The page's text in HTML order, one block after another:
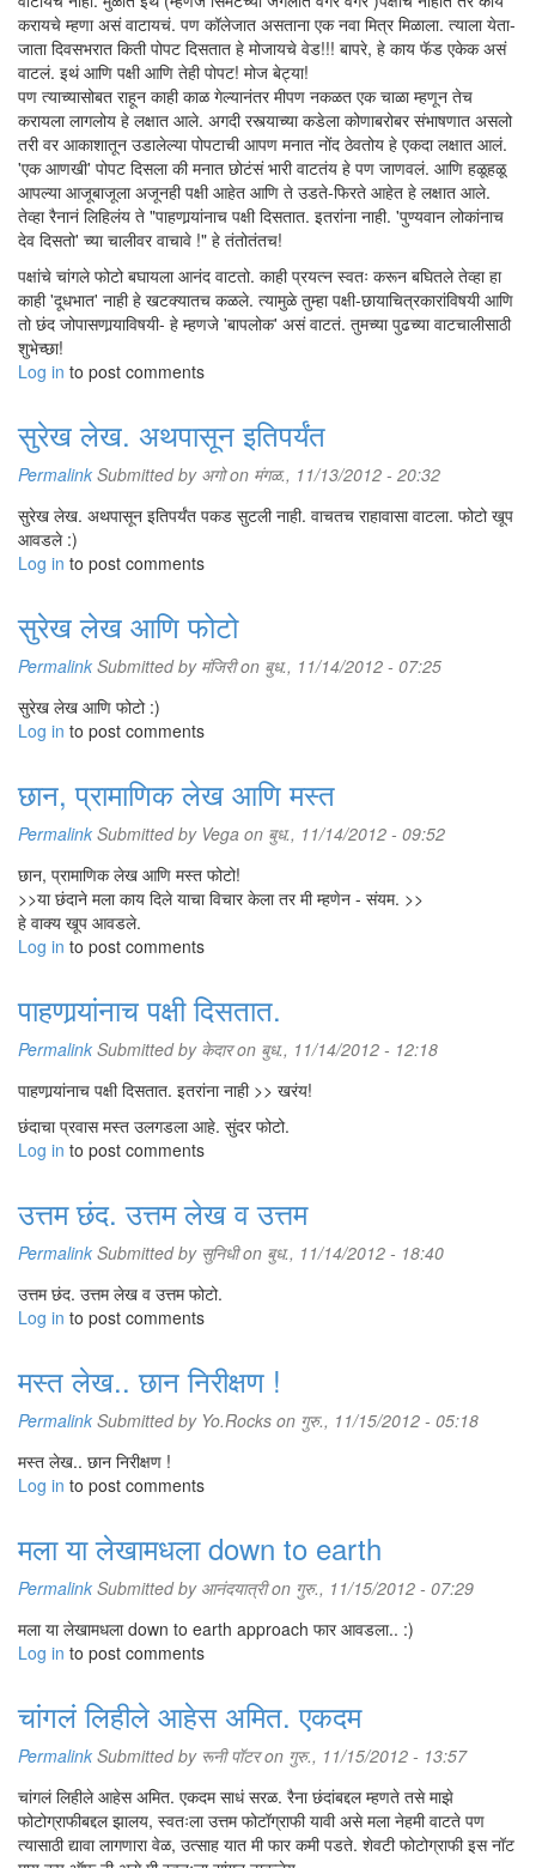
करायचे म्हणा असं वाटायचं. पण कॉलेजात असताना एक नवा मित्र मिळाला. त्याला येता-
जाता दिवसभरात किती पोपट दिसतात हे मोजायचे वेड!!! बापरे, हे काय फॅड एकेक असं
वाटलं. इथं आणि पक्षी आणि तेही पोपट! मोज बेट्या!
पण त्याच्यासोबत राहून काही काळ गेल्यानंतर मीपण नकळत एक चाळा म्हणून तेच
करायला लागलोय हे लक्षात आले. अगदी रस्त्याच्या कडेला कोणाबरोबर संभाषणात असलो
तरी वर आकाशातून उडालेल्या पोपटाची आपण मनात नोंद ठेवतोय हे एकदा लक्षात आलं.
'एक आणखी' पोपट दिसला की मनात छोटंसं भारी वाटतंय हे पण जाणवलं. आणि हळूहळू
आपल्या आजूबाजूला अजूनही पक्षी आहेत आणि ते उडते-फिरते आहेत हे लक्षात आले.
तेव्हा रैनानं लिहिलंय ते "पाहणार्‍यांनाच पक्षी दिसतात. इतरांना नाही. 'पुण्यवान लोकांनाच
देव दिसतो' च्या चालीवर वाचावे !" हे तंतोतंतच!
पक्षांचे चांगले फोटो बघायला आनंद वाटतो. काही प्रयत्न स्वतः करून बघितले तेव्हा हा
काही 'दूधभात' नाही हे खटक्यातच कळले. त्यामुळे तुम्हा पक्षी-छायाचित्रकारांविषयी आणि
तो छंद जोपासणार्‍याविषयी- हे म्हणजे 'बापलोक' असं वाटतं. तुमच्या पुढच्या वाटचालीसाठी
शुभेच्छा!
Log in to post comments
सुरेख लेख. अथपासून इतिपर्यंत
Permalink Submitted by अगोon मंगळ., 11/13/2012 - 20:32
सुरेख लेख. अथपासून इतिपर्यंत पकड सुटली नाही. वाचतच राहावासा वाटला. फोटो खूप
आवडले :)
Log in to post comments
सुरेख लेख आणि फोटो
Permalink Submitted by मंजिरीon बुध., 11/14/2012 - 07:25
सुरेख लेख आणि फोटो :)
Log in to post comments
छान, प्रामाणिक लेख आणि मस्त
Permalink Submitted by Vega on बुध., 11/14/2012 - 09:52
छान, प्रामाणिक लेख आणि मस्त फोटो!
>>या छंदाने मला काय दिले याचा विचार केला तर मी म्हणेन - संयम. >>
हे वाक्य खूप आवडले.
Log in to post comments
पाहणार्‍यांनाच पक्षी दिसतात.
Permalink Submitted by केदारon बुध., 11/14/2012 - 12:18
पाहणार्‍यांनाच पक्षी दिसतात. इतरांना नाही >> खरंय!
छंदाचा प्रवास मस्त उलगडला आहे. सुंदर फोटो.
Log in to post comments
उत्तम छंद. उत्तम लेख व उत्तम
Permalink Submitted by सुनिधीon बुध., 11/14/2012 - 18:40
उत्तम छंद. उत्तम लेख व उत्तम फोटो.
Log in to post comments
मस्त लेख.. छान निरीक्षण !
Permalink Submitted by Yo.Rocks on गुरु., 11/15/2012 - 05:18
मस्त लेख.. छान निरीक्षण !
Log in to post comments
मला या लेखामधला down to earth
Permalink Submitted by आनंदयात्रीon गुरु., 11/15/2012 - 07:29
मला या लेखामधला down to earth approach फार आवडला.. :)
Log in to post comments
चांगलं लिहीले आहेस अमित. एकदम
Permalink Submitted by रूनी पॉटरon गुरु., 11/15/2012 - 13:57
चांगलं लिहीले आहेस अमित. एकदम साधं सरळ. रैना छंदांबद्दल म्हणते तसे माझे
फोटोग्राफीबद्दल झालय, स्वतःला उत्तम फोटॉग्राफी यावी असे मला नेहमी वाटते पण
त्यासाठी द्यावा लागणारा वेळ, उत्साह यात मी फार कमी पडते. शेवटी फोटोग्राफी इस नॉट